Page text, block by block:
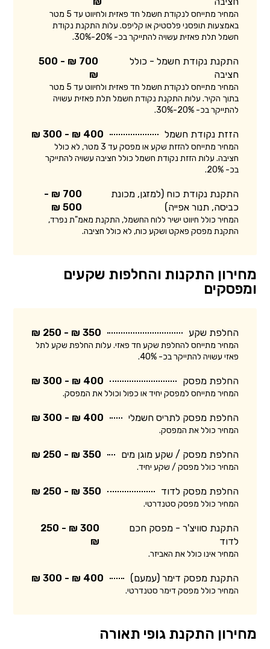
המחיר מתייחס לנקודת חשמל חד פאזית ולחיווט עד 5 מטר
באמצעות תופסני פלסטיק או קליפס. עלות התקנת נקודת
חשמל תלת פאזית עשויה להתייקר בכ- 20%-30%.
התקנת נקודת חשמל - כולל
חציבה
700 ₪ - 500
₪
המחיר מתייחס לנקודת חשמל חד פאזית ולחיווט עד 5 מטר
בתוך הקיר. עלות התקנת נקודת חשמל תלת פאזית עשויה
להתייקר בכ- 20%-30%.
הזזת נקודת חשמל 400 ₪ - 300 ₪
המחיר מתייחס להזזת שקע או מפסק עד 3 מטר, לא כולל
חציבה. עלות הזזת נקודת חשמל כולל חציבה עשויה להתייקר
בכ- 20%.
התקנת נקודת כוח (למזגן, מכונת
כביסה, תנור אפייה)
700 ₪ -
500 ₪
המחיר כולל חיווט ישיר ללוח החשמל, התקנת מאמ"ת נפרד,
התקנת מפסק פאקט ושקע כוח, לא כולל חציבה.
מחירון התקנות והחלפות שקעים
ומפסקים
החלפת שקע 350 ₪ - 250 ₪
המחיר מתייחס להחלפת שקע חד פאזי. עלות החלפת שקע לתל
פאזי עשויה להתייקר בכ- 40%.
החלפת מפסק 400 ₪ - 300 ₪
המחיר מתייחס למפסק יחיד או כפול וכולל את המפסק.
החלפת מפסק לתריס חשמלי 400 ₪ - 300 ₪
המחיר כולל את המפסק.
החלפת מפסק / שקע מוגן מים 350 ₪ - 250 ₪
המחיר כולל מפסק / שקע יחיד.
החלפת מפסק לדוד 350 ₪ - 250 ₪
המחיר כולל מפסק סטנדרטי.
התקנת סוויצ'ר - מפסק חכם
לדוד
300 ₪ - 250
₪
המחיר אינו כולל את האביזר.
התקנת מפסק דימר (עמעם) 400 ₪ - 300 ₪
המחיר כולל מפסק דימר סטנדרטי.
מחירון התקנת גופי תאורה